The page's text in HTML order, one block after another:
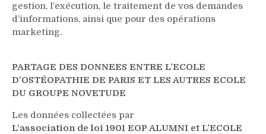
gestion, l’exécution, le traitement de vos demandes
d’informations, ainsi que pour des opérations
marketing.
PARTAGE DES DONNEES ENTRE L’ECOLE
D’OSTÉOPATHIE DE PARIS ET LES AUTRES ECOLE
DU GROUPE NOVETUDE
Les données collectées par
L’association de loi 1901 EOP ALUMNI et L’ECOLE